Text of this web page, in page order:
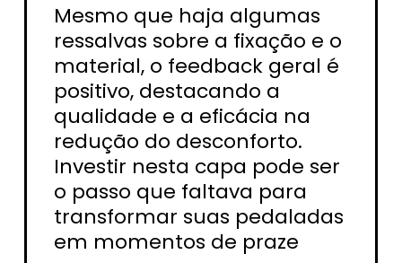
Mesmo que haja algumas
ressalvas sobre a fixação e o
material, o feedback geral é
positivo, destacando a
qualidade e a eficácia na
redução do desconforto.
Investir nesta capa pode ser
o passo que faltava para
transformar suas pedaladas
em momentos de praze